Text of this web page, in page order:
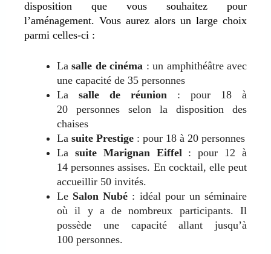
disposition que vous souhaitez pour
l’aménagement. Vous aurez alors un large choix
parmi celles-ci :
Lasalle de cinéma : un amphithéâtre avec
une capacité de 35 personnes
La salle de réunion : pour 18 à
20 personnes selon la disposition des
chaises
La suite Prestige : pour 18 à 20 personnes
La suite Marignan Eiffel : pour 12 à
14 personnes assises. En cocktail, elle peut
accueillir 50 invités.
Le Salon Nubé : idéal pour un séminaire
où il y a de nombreux participants. Il
possède une capacité allant jusqu’à
100 personnes.